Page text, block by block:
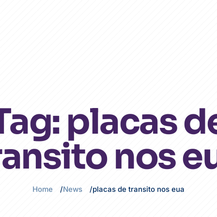
placas
nos
Home News placas de transito nos eua